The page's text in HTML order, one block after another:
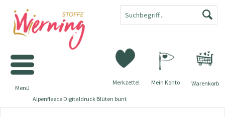
Warenkorb
Merkzettel Mein Konto
Menü
Alpenfleece Digitaldruck Blüten bunt